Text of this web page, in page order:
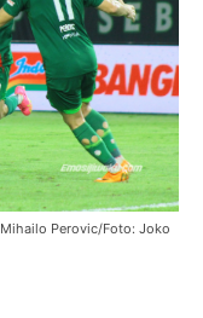
Perovic/Foto: Joko